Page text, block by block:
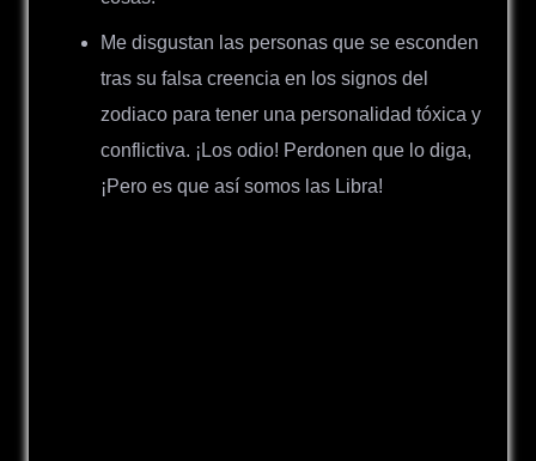
Me disgustan las personas que se esconden
tras su falsa creencia en los signos del
zodiaco para tener una personalidad tóxica y
conflictiva. ¡Los odio! Perdonen que lo diga,
¡Pero es que así somos las Libra!